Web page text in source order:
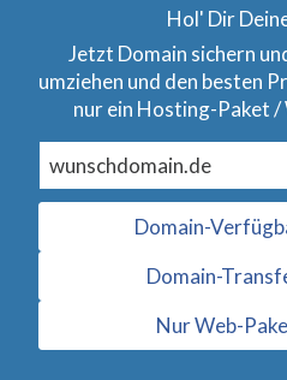
Hol' Dir
Jetzt Domain sichern
umziehen und den besten
nur ein Hosting-Paket /